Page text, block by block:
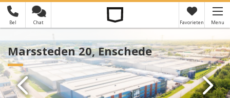
Bel Chat Favorieten Menu
Je hebt nog geen favorieten ×
Marssteden 20, Enschede